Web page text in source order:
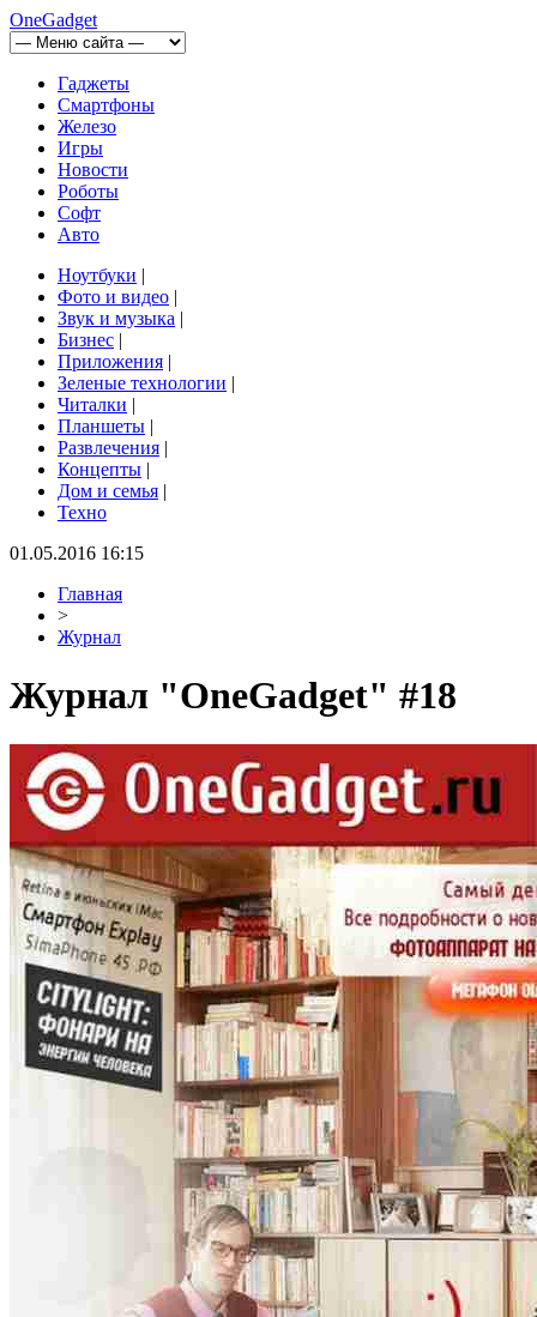
OneGadget
Гаджеты
Смартфоны
Железо
Игры
Новости
Роботы
Софт
Авто
Ноутбуки |
Фото и видео |
Звук и музыка |
Бизнес |
Приложения |
Зеленые технологии |
Читалки |
Планшеты |
Развлечения |
Концепты |
Дом и семья |
Техно
01.05.2016 16:15
Главная
>
Журнал
Журнал "OneGadget" #18